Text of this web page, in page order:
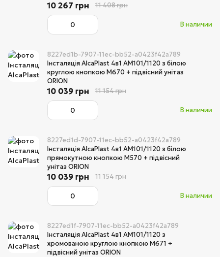
В наличии
10 267 грн 11 408 грн
8227ed1b-7907-11ec-bb52-a0423f42a789
Інсталяція AlcaPlast 4в1 AM101/1120 з білою
круглою кнопкою M670 + підвісний унітаз
ORION
В наличии
10 039 грн 11 154 грн
8227ed1d-7907-11ec-bb52-a0423f42a789
Інсталяція AlcaPlast 4в1 AM101/1120 з білою
прямокутною кнопкою M570 + підвісний
унітаз ORION
В наличии
10 039 грн 11 154 грн
8227ed1f-7907-11ec-bb52-a0423f42a789
Інсталяція AlcaPlast 4в1 AM101/1120 з
хромованою круглою кнопкою M671 +
підвісний унітаз ORION